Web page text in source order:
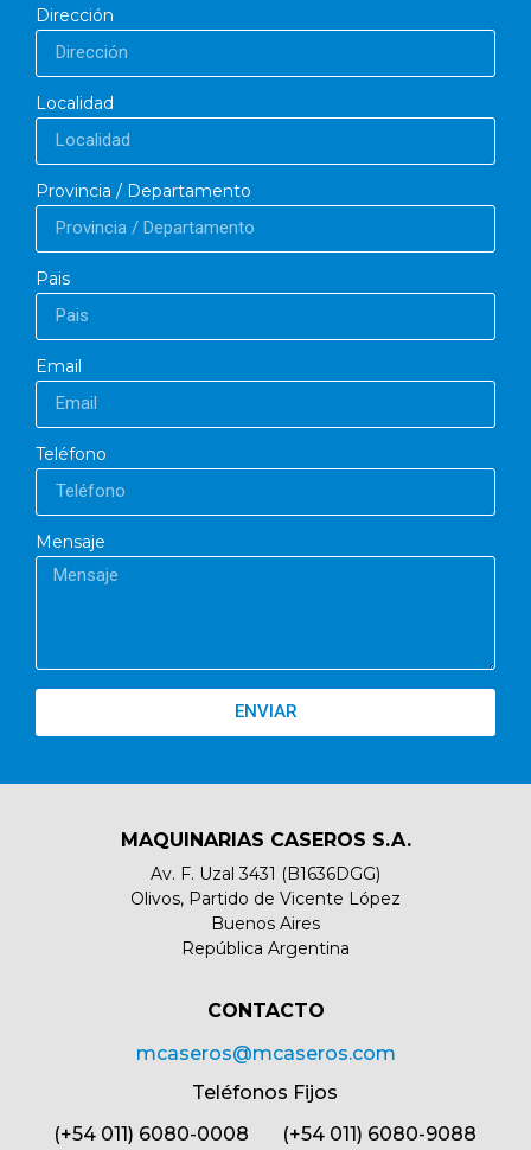
Dirección
Localidad
Provincia / Departamento
Pais
Email
Teléfono
Mensaje
ENVIAR
MAQUINARIAS CASEROS S.A.
Av. F. Uzal 3431 (B1636DGG)
Olivos, Partido de Vicente López
Buenos Aires
República Argentina
CONTACTO​
mcaseros@mcaseros.com
Teléfonos Fijos
(+54 011) 6080-0008 (+54 011) 6080-9088